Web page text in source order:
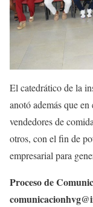
El catedrático de la
anotó además que
vendedores de
otros, con el fin de
empresarial para
Proceso de